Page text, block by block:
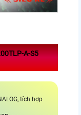
A-S5
tích hợp